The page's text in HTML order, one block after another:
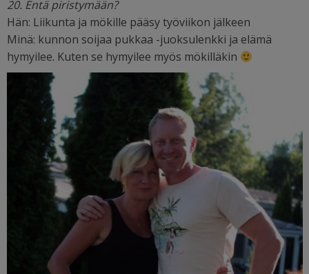
20. Entä piristymään?
Hän: Liikunta ja mökille pääsy työviikon jälkeen
Minä: kunnon soijaa pukkaa -juoksulenkki ja elämä
hymyilee. Kuten se hymyilee myös mökilläkin